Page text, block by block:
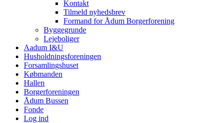
Kontakt
Tilmeld nyhedsbrev
Formand for Ådum Borgerforening
Byggegrunde
Lejeboliger
Aadum I&U
Husholdningsforeningen
Forsamlingshuset
Købmanden
Hallen
Borgerforeningen
Ådum Bussen
Fonde
Log ind